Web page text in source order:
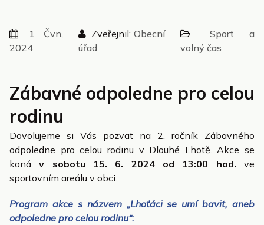
1 Čvn,
2024
Zveřejnil:Obecní
úřad
Sport a
volný čas
Zábavné odpoledne pro celou
rodinu
Dovolujeme si Vás pozvat na 2. ročník Zábavného
odpoledne pro celou rodinu v Dlouhé Lhotě. Akce se
konáv sobotu 15. 6. 2024 od 13:00 hod. ve
sportovním areálu v obci.
Program akce s názvem „Lhoťáci se umí bavit, aneb
odpoledne pro celou rodinu“: